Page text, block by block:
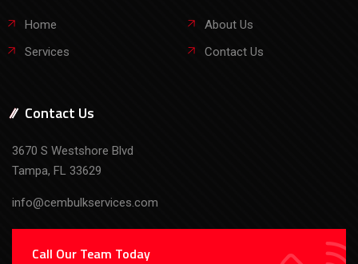
Home
About Us
Services
Contact Us
Contact Us
3670 S Westshore Blvd
Tampa, FL 33629
info@cembulkservices.com
Call Our Team Today